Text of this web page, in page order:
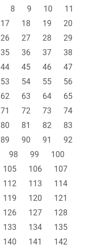
8 9 10
11
17 18 19
20
26 27 28
29
35 36 37
38
44 45 46
47
53 54 55
56
62 63 64
65
71 72 73
74
80 81 82
83
89 90 91
92
98 99
100
105 106
107
112 113
114
119 120
121
126 127
128
133 134
135
140 141
142